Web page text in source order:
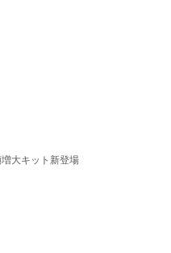
大キット新登場